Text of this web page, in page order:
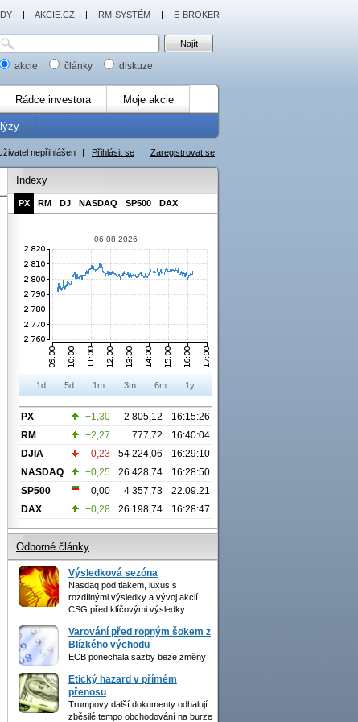
akcie články diskuze
Rádce investora Moje akcie
nepřihlášen | Přihlásit se | Zaregistrovat se
Indexy
PX RM DJ NASDAQ SP500 DAX
06.08.2026
1d 5d 1m 3m 6m 1y
PX +1,30 2 805,12
16:15:26
RM
+2,27 777,72
16:40:04
DJIA
-0,23 54 224,06
16:29:10
NASDAQ
+0,25 26 428,74
16:28:50
SP500
0,00 4 357,73
22.09.21
DAX
+0,28 26 198,74 16:28:47
Odborné články
Výsledková sezóna
Nasdaq pod tlakem, luxus s
rozdílnými výsledky a vývoj akcií
CSG před klíčovými výsledky
Varování před ropným šokem z
Blízkého východu
ECB ponechala sazby beze změny
Etický hazard v přímém
přenosu
Trumpovy další dokumenty odhalují
zběsilé tempo obchodování na burze
| AKCIE.CZ | RM-SYSTÉM | E-BROKER